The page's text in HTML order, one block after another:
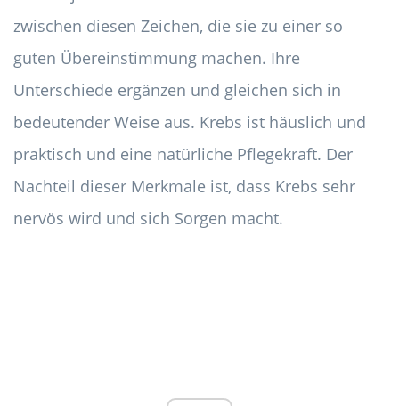
zwischen diesen Zeichen, die sie zu einer so
guten Übereinstimmung machen. Ihre
Unterschiede ergänzen und gleichen sich in
bedeutender Weise aus. Krebs ist häuslich und
praktisch und eine natürliche Pflegekraft. Der
Nachteil dieser Merkmale ist, dass Krebs sehr
nervös wird und sich Sorgen macht.